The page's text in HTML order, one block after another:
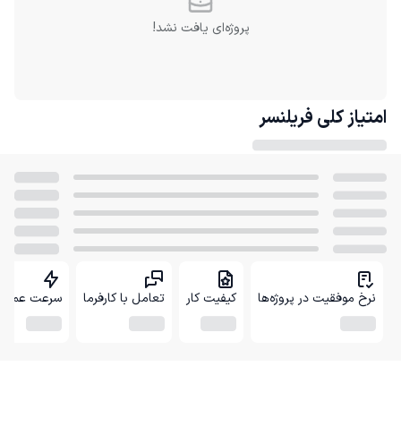
پروژه‌ای یافت نشد!
امتیاز کلی فریلنسر
نرخ موفقیت در پروژه‌ها کیفیت کار تعامل با کارفرما سرعت عمل